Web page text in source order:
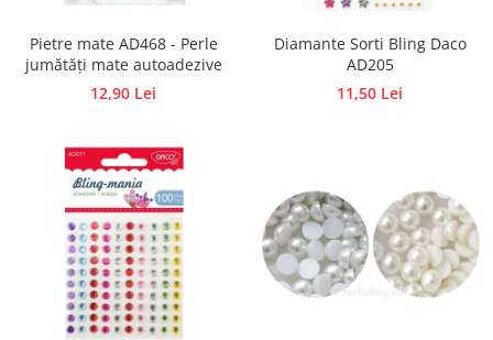
Pietre mate AD468 - Perle
jumătăți mate autoadezive
12,90 Lei
Diamante Sorti Bling Daco
AD205
11,50 Lei